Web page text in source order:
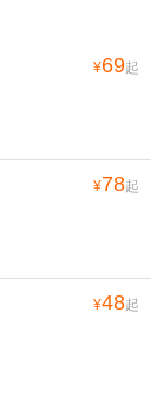
¥69起
¥78起
¥48起